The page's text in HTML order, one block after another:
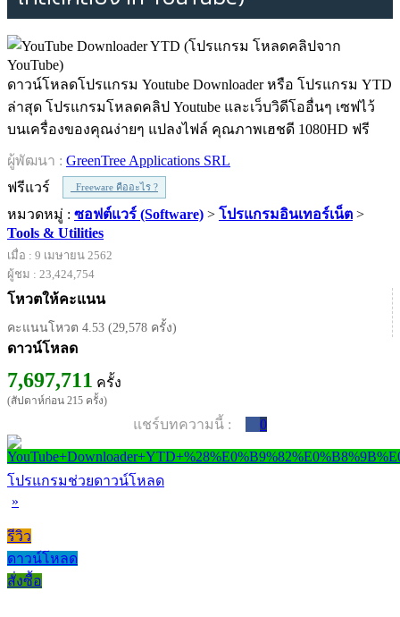
ดาวน์โหลดโปรแกรม Youtube Downloader หรือ โปรแกรม YTD
ล่าสุด โปรแกรมโหลดคลิป Youtube และเว็บวิดีโออื่นๆ เซฟไว้
บนเครื่องของคุณง่ายๆ แปลงไฟล์ คุณภาพเฮชดี 1080HD ฟรี
ผู้พัฒนา : GreenTree Applications SRL
ฟรีแวร์
Freeware คืออะไร ?
หมวดหมู่ : ซอฟต์แวร์ (Software) > โปรแกรมอินเทอร์เน็ต >
Tools & Utilities
เมื่อ : 9 เมษายน 2562
ผู้ชม : 23,424,754
โหวตให้คะแนน
คะแนนโหวต 4.53 (29,578 ครั้ง)
ดาวน์โหลด
7,697,711 ครั้ง
(สัปดาห์ก่อน 215 ครั้ง)
แชร์บทความนี้ : 0
โปรแกรมช่วยดาวน์โหลด
»
รีวิว
ดาวน์โหลด
สั่งซื้อ